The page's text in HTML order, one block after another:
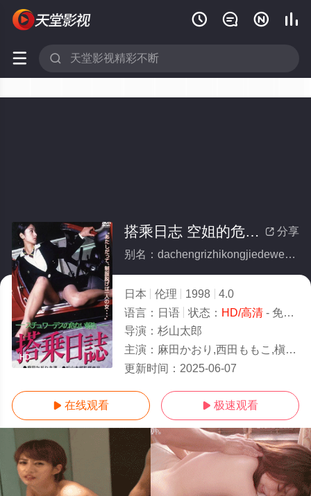
   
 
HD
 分享
搭乘日志 空姐的危险报告
别名：dachengrizhikongjiedeweixianbaogao
日本 伦理 1998
4.0
语言： 日语 状态： HD/高清- 免费在线观看
导演： 杉山太郎
主演： 麻田かおり,西田ももこ,槇原めぐみ,亜崎研二,山本正道
更新时间： 2025-06-07
 在线观看  极速观看